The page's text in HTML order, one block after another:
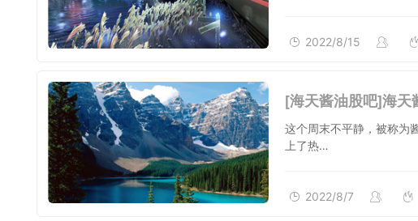
2022/8/15
[海天酱油股吧]海天
这个周末不平静，被称为
上了热…
2022/8/7